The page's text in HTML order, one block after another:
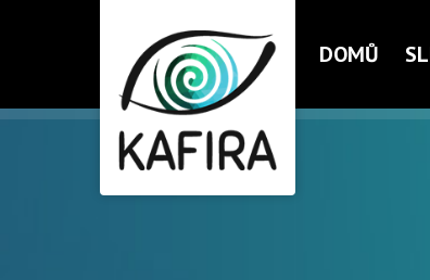
DOMŮ